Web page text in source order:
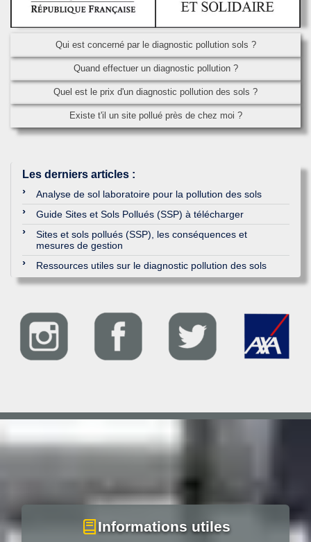
Qui est concerné par le diagnostic pollution sols ?
Quand effectuer un diagnostic pollution ?
Quel est le prix d'un diagnostic pollution des sols ?
Existe t'il un site pollué près de chez moi ?
Les derniers articles :
Analyse de sol laboratoire pour la pollution des sols
Guide Sites et Sols Pollués (SSP) à télécharger
Sites et sols pollués (SSP), les conséquences et
mesures de gestion
Ressources utiles sur le diagnostic pollution des sols
Informations utiles